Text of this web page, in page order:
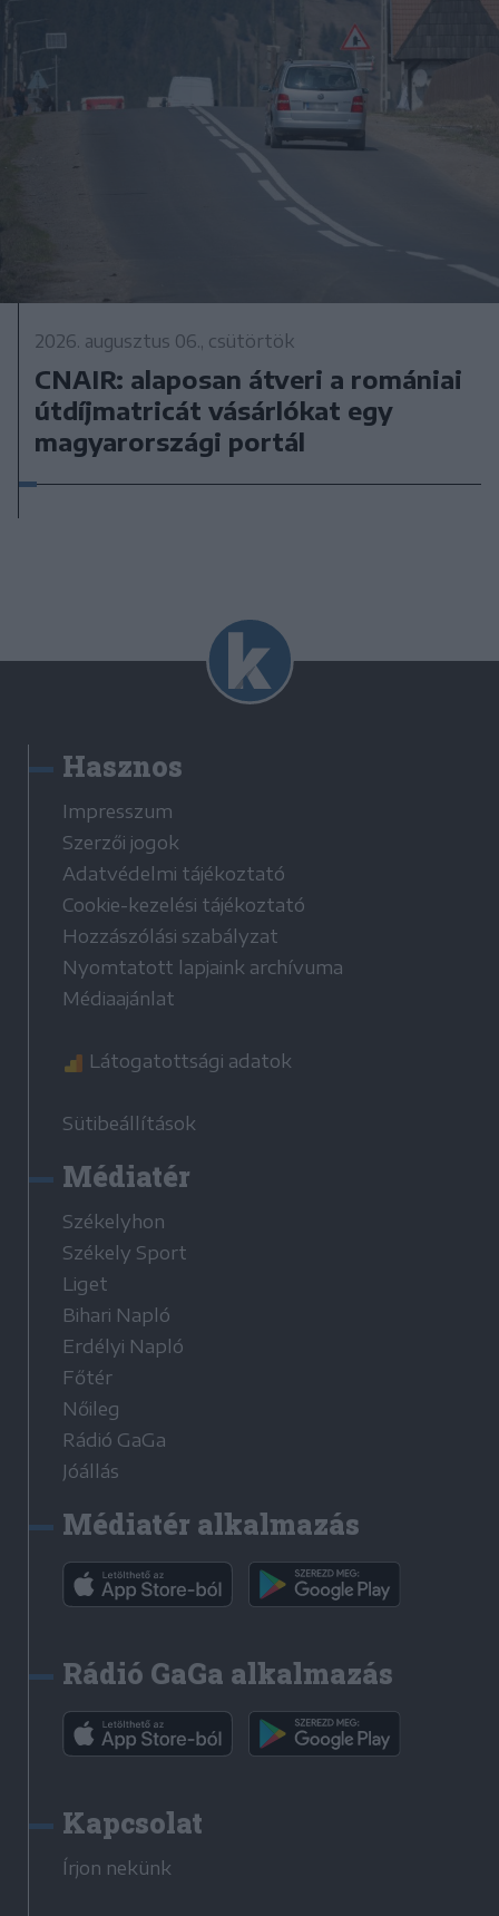
2026. augusztus 06., csütörtök
CNAIR: alaposan átveri a romániai
útdíjmatricát vásárlókat egy
magyarországi portál
Hasznos
Impresszum
Szerzői jogok
Adatvédelmi tájékoztató
Cookie-kezelési tájékoztató
Hozzászólási szabályzat
Nyomtatott lapjaink archívuma
Médiaajánlat
Látogatottsági adatok
Sütibeállítások
Médiatér
Székelyhon
Székely Sport
Liget
Bihari Napló
Erdélyi Napló
Főtér
Nőileg
Rádió GaGa
Jóállás
Médiatér alkalmazás
Rádió GaGa alkalmazás
Kapcsolat
Írjon nekünk